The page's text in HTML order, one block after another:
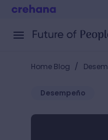
Home Blog /
Desempeño
Feedback 360°